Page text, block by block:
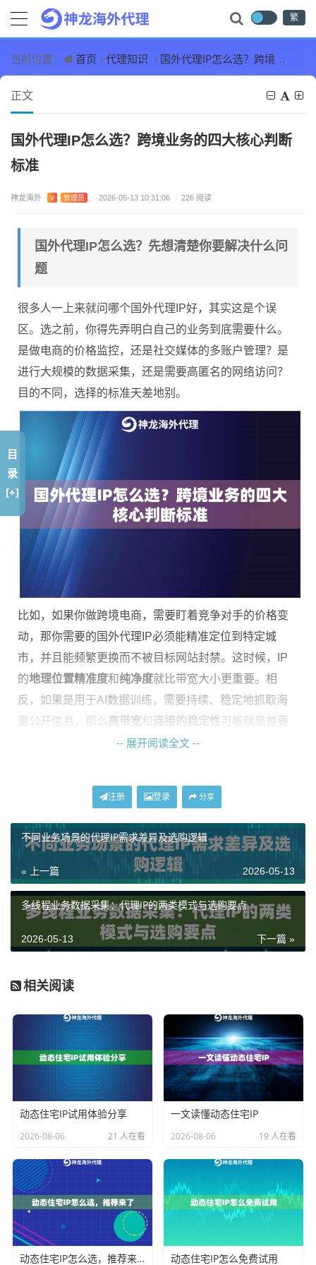
繁
当前位置： 首页 代理知识 国外代理IP怎么选？跨境业务的四大核心判断标准
正文
国外代理IP怎么选？跨境业务的四大核心判断
标准
神龙海外 V 管理员 / 2026-05-13 10:31:06 / 226 阅读
国外代理IP怎么选？先想清楚你要解决什么问
题
很多人一上来就问哪个国外代理IP好，其实这是个误
区。选之前，你得先弄明白自己的业务到底需要什么。
是做电商的价格监控，还是社交媒体的多账户管理？是
进行大规模的数据采集，还是需要高匿名的网络访问？
目的不同，选择的标准天差地别。
比如，如果你做跨境电商，需要盯着竞争对手的价格变
动，那你需要的国外代理IP必须能精准定位到特定城
市，并且能频繁更换而不被目标网站封禁。这时候，IP
的地理位置精准度和纯净度就比带宽大小更重要。相
反，如果是用于AI数据训练，需要持续、稳定地抓取海
量公开信息，那么 高带宽和 连接的稳定性可能就是首要
你的业务对IP的真实性、更换频率、地理位置以
才能有的放矢，不会花冤枉钱。
标准一：IP类型与资源纯净度是根本
这是挑选国外代理IP时最核心的一环。市面上的IP主要分
数据中心IP和住宅IP两大类。简单理解，数据中心IP来自
服务器机房，成本低、速度快，但容易被网站识别并限
网，隐匿性和通过率更高。
对于大多数跨境业务，尤其是涉及账号管理、数据采
住宅IP代理往往是更优选择。它
能有效降低被目标平台识别为代理的风险。但住宅IP也
有讲究，要看其资源是否“纯净”。一个被过度使用、标记
甚至列入黑名单的IP池，对你的业务来说就是灾难。
这就引出了“纯净度”的概念。一个优质的国外动态IP服
务，会拥有庞大的IP资源池，并通过技术手段持续更新
淘汰失效IP，确保你每次获取的IP都是新鲜、可用的。例
如，像神龙海外动态IP这类服务，其核心优势之一就是
拥有
9000万+的庞大纯净IP资源池
，并且通过机器与人工
结合的方式实时去重更新。这意味着你可以获得海量
-- 展开阅读全文 --
注册 登录 分享
不同业务场景的代理IP需求差异及选购逻辑
« 上一篇 2026-05-13
多线程业务数据采集：代理IP的两类模式与选购要点
下一篇 »
2026-05-13
相关阅读
动态住宅IP试用体验分享
2026-08-06 21 人在看
一文读懂动态住宅IP
2026-08-06 19 人在看
动态住宅IP怎么选，推荐来了 动态住宅IP怎么免费试用
目
录
[+]